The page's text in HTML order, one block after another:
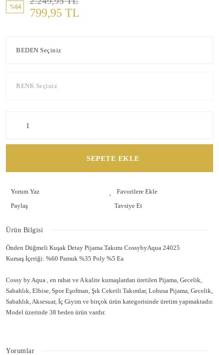
%64 799,95 TL
SEPETE EKLE
Yorum Yaz
Paylaş
Tavsiye Et
Ürün Bilgisi
Önden Düğmeli Kuşak Detay Pijama Takımı CossybyAqua 24025
Kumaş İçeriği: %60 Pamuk %35 Poly %5 Ea
Cossy by Aqua , en rahat ve A kalite kumaşlardan üretilen Pijama, Gecelik,
Sabahlık, Elbise, Spor Eşofman, Şık Ceketli Takımlar, Lohusa Pijama, Gecelik,
Sabahlık, Aksesuar, İç Giyim ve birçok ürün kategorisinde üretim yapmaktadır.
Model üzerinde 38 beden ürün vardır.
Yorumlar